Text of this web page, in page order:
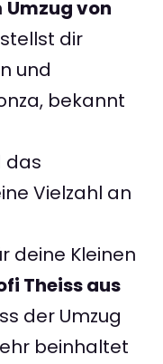
Umzug von
dir
und
bekannt
das
Vielzahl an
deine Kleinen
Theiss aus
der Umzug
beinhaltet